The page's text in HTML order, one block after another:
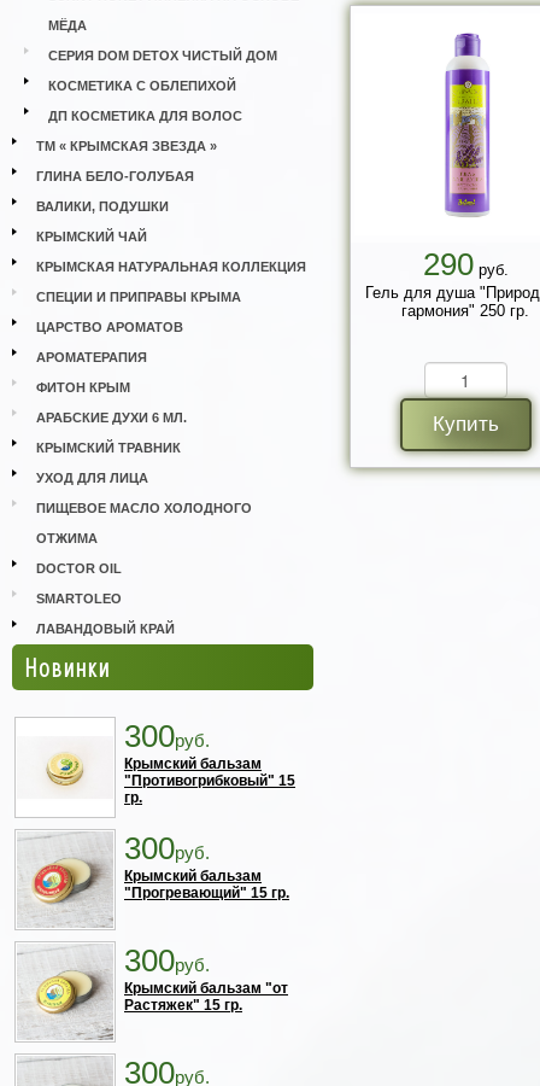
МЁДА
СЕРИЯ DOM DETOX ЧИСТЫЙ ДОМ
КОСМЕТИКА С ОБЛЕПИХОЙ
ДП КОСМЕТИКА ДЛЯ ВОЛОС
ТМ « КРЫМСКАЯ ЗВЕЗДА »
ГЛИНА БЕЛО-ГОЛУБАЯ
ВАЛИКИ, ПОДУШКИ
КРЫМСКИЙ ЧАЙ
КРЫМСКАЯ НАТУРАЛЬНАЯ КОЛЛЕКЦИЯ
СПЕЦИИ И ПРИПРАВЫ КРЫМА
ЦАРСТВО АРОМАТОВ
АРОМАТЕРАПИЯ
ФИТОН КРЫМ
АРАБСКИЕ ДУХИ 6 МЛ.
КРЫМСКИЙ ТРАВНИК
УХОД ДЛЯ ЛИЦА
ПИЩЕВОЕ МАСЛО ХОЛОДНОГО
ОТЖИМА
DOCTOR OIL
SMARTOLEO
ЛАВАНДОВЫЙ КРАЙ
Новинки
300руб.
Крымский бальзам
"Противогрибковый" 15
гр.
300руб.
Крымский бальзам
"Прогревающий" 15 гр.
300руб.
Крымский бальзам "от
Растяжек" 15 гр.
300руб.
290руб.
Гель для душа
гармония" 250 гр.
Купить